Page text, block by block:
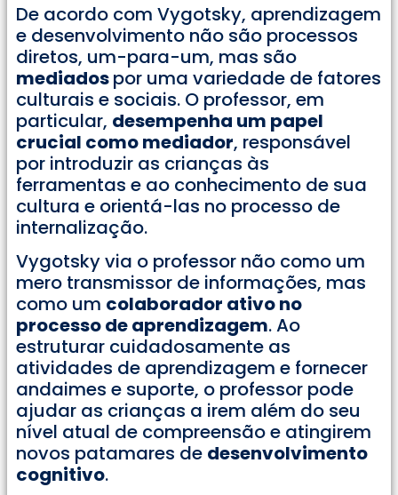
De acordo com Vygotsky, aprendizagem
e desenvolvimento não são processos
diretos, um-para-um, mas são
mediadospor uma variedade de fatores
culturais e sociais. O professor, em
particular, desempenha um papel
crucial como mediador, responsável
por introduzir as crianças às
ferramentas e ao conhecimento de sua
cultura e orientá-las no processo de
internalização.
Vygotsky via o professor não como um
mero transmissor de informações, mas
como um colaborador ativo no
processo de aprendizagem. Ao
estruturar cuidadosamente as
atividades de aprendizagem e fornecer
andaimes e suporte, o professor pode
ajudar as crianças a irem além do seu
nível atual de compreensão e atingirem
novos patamares de desenvolvimento
cognitivo.